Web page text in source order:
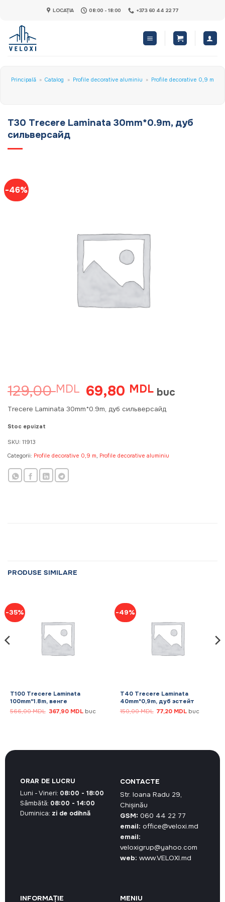
content
LOCAȚIA 08:00 - 18:00 +373 60 44 22 77
Principală » Catalog » Profile decorative aluminiu » Profile decorative 0,9 m
T30 Trecere Laminata 30mm*0.9m, дуб
сильверсайд
-46%
129,00MDL Prețul
inițial
a
69,80 MDLPrețul
curent
este:
buc
Trecere Laminata 30mm*0.9m, дуб сильверсайд
Stoc epuizat
SKU: 11913
Categorii: Profile decorative 0,9 m, Profile decorative aluminiu
PRODUSE SIMILARE
-35%
T100 Trecere Laminata
100mm*1.8m, венге
566,00MDL Prețul
inițial
367,90 MDLPrețul
buc
-49%
T40 Trecere Laminata
40mm*0,9m, дуб эстейт
150,00MDL Prețul
inițial
77,20 MDLPrețul
buc
CONTACTE
Str. Ioana Radu 29,
Chișinău
GSM: 060 44 22 77
email: office@veloxi.md
email:
veloxigrup@yahoo.com
web: www.VELOXI.md
INFORMAȚIE MENIU
ORAR DE LUCRU
Luni - Vineri: 08:00 - 18:00
Sâmbătă: 08:00 - 14:00
Duminica: zi de odihnă